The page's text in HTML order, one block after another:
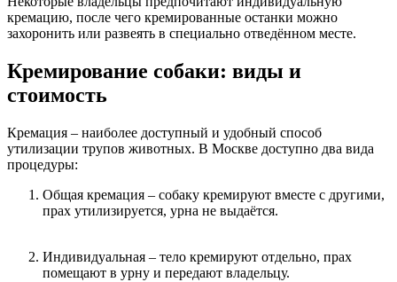
кремацию, после чего кремированные останки можно
захоронить или развеять в специально отведённом месте.
Кремирование собаки: виды и
стоимость
Кремация – наиболее доступный и удобный способ
утилизации трупов животных. В Москве доступно два вида
процедуры:
Общая кремация – собаку кремируют вместе с другими,
прах утилизируется, урна не выдаётся.
Индивидуальная – тело кремируют отдельно, прах
помещают в урну и передают владельцу.